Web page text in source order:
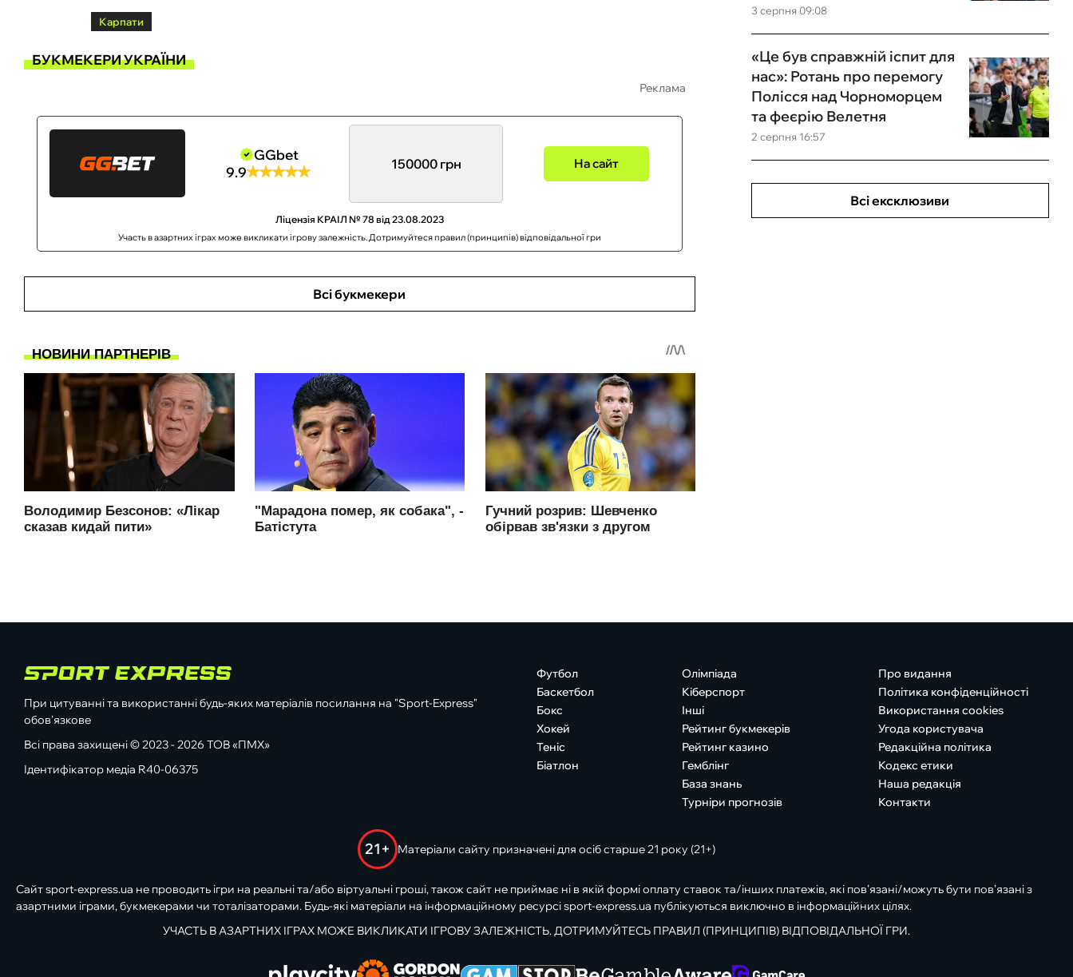
Карпати
БУКМЕКЕРИ УКРАЇНИ
Реклама
GGbet
9.9
150000 грн На сайт
Ліцензія КРАІЛ № 78 від 23.08.2023
Участь в азартних іграх може викликати ігрову залежність. Дотримуйтеся правил (принципів) відповідальної гри
Всі букмекери
3 серпня 09:08
2 серпня 16:57
«Це був справжній іспит для
нас»: Ротань про перемогу
Полісся над Чорноморцем
та феєрію Велетня
Всі ексклюзиви
При цитуванні та використанні будь-яких матеріалів посилання на "Sport-Express"
обов'язкове
Всі права захищені © 2023 - 2026 ТОВ «ПМХ»
Ідентифікатор медіа R40-06375
Футбол
Баскетбол
Бокс
Хокей
Теніс
Біатлон
Олімпіада
Кіберспорт
Інші
Рейтинг букмекерів
Рейтинг казино
Гемблінг
База знань
Турніри прогнозів
Про видання
Політика конфіденційності
Використання cookies
Угода користувача
Редакційна політика
Кодекс етики
Наша редакція
Контакти
21+ Матеріали сайту призначені для осіб старше 21 року (21+)
Сайт sport-express.ua не проводить ігри на реальні та/або віртуальні гроші, також сайт не приймає ні в якій формі оплату ставок та/інших платежів, які пов’язані/можуть бути пов’язані з
азартними іграми, букмекерами чи тоталізаторами. Будь-які матеріали на інформаційному ресурсі sport-express.ua публікуються виключно в інформаційних цілях.
УЧАСТЬ В АЗАРТНИХ ІГРАХ МОЖЕ ВИКЛИКАТИ ІГРОВУ ЗАЛЕЖНІСТЬ. ДОТРИМУЙТЕСЬ ПРАВИЛ (ПРИНЦИПІВ) ВІДПОВІДАЛЬНОЇ ГРИ.